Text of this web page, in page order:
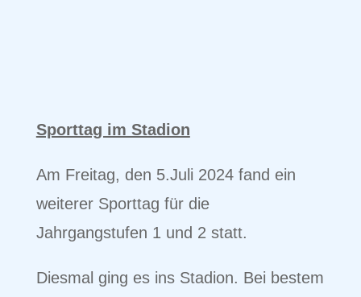
Sporttag im Stadion
Am Freitag, den 5.Juli 2024 fand ein
weiterer Sporttag für die
Jahrgangstufen 1 und 2 statt.
Diesmal ging es ins Stadion. Bei bestem